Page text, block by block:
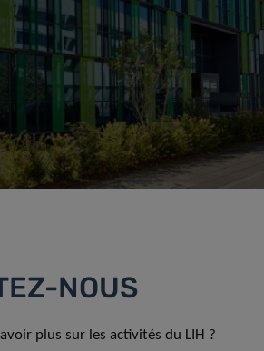
NOUS
plus sur les activités du LIH ?